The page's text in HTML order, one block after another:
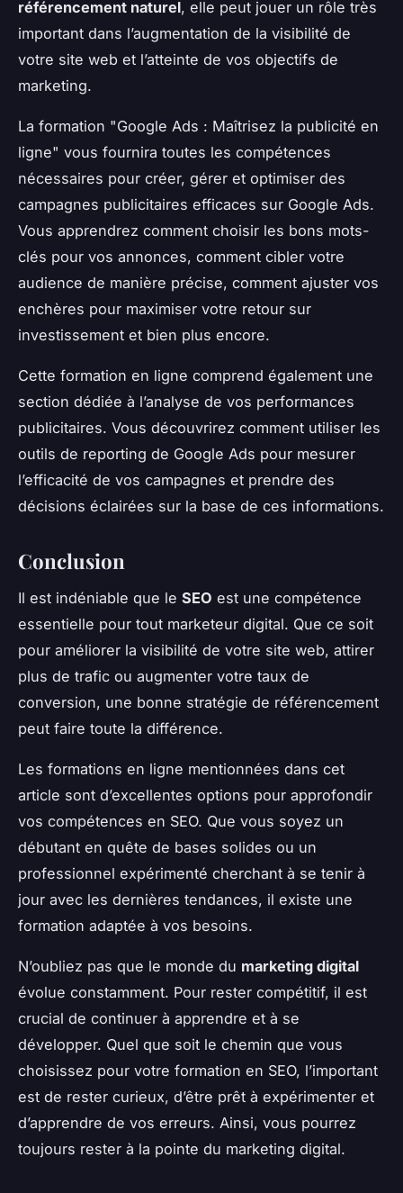
référencement naturel, elle peut jouer un rôle très
important dans l’augmentation de la visibilité de
votre site web et l’atteinte de vos objectifs de
marketing.
La formation "Google Ads : Maîtrisez la publicité en
ligne" vous fournira toutes les compétences
nécessaires pour créer, gérer et optimiser des
campagnes publicitaires efficaces sur Google Ads.
Vous apprendrez comment choisir les bons mots-
clés pour vos annonces, comment cibler votre
audience de manière précise, comment ajuster vos
enchères pour maximiser votre retour sur
investissement et bien plus encore.
Cette formation en ligne comprend également une
section dédiée à l’analyse de vos performances
publicitaires. Vous découvrirez comment utiliser les
outils de reporting de Google Ads pour mesurer
l’efficacité de vos campagnes et prendre des
décisions éclairées sur la base de ces informations.
Conclusion
Il est indéniable que le SEO est une compétence
essentielle pour tout marketeur digital. Que ce soit
pour améliorer la visibilité de votre site web, attirer
plus de trafic ou augmenter votre taux de
conversion, une bonne stratégie de référencement
peut faire toute la différence.
Les formations en ligne mentionnées dans cet
article sont d’excellentes options pour approfondir
vos compétences en SEO. Que vous soyez un
débutant en quête de bases solides ou un
professionnel expérimenté cherchant à se tenir à
jour avec les dernières tendances, il existe une
formation adaptée à vos besoins.
N’oubliez pas que le monde du marketing digital
évolue constamment. Pour rester compétitif, il est
crucial de continuer à apprendre et à se
développer. Quel que soit le chemin que vous
choisissez pour votre formation en SEO, l’important
est de rester curieux, d’être prêt à expérimenter et
d’apprendre de vos erreurs. Ainsi, vous pourrez
toujours rester à la pointe du marketing digital.